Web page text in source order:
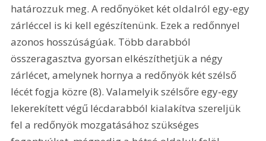
határozzuk meg. A redőnyöket két oldalról egy-egy
zárléccel is ki kell egészítenünk. Ezek a redőnnyel
azonos hosszúságúak. Több darabból
összeragasztva gyorsan elkészíthetjük a négy
zárlécet, amelynek hornya a redőnyök két szélső
lécét fogja közre (8). Valamelyik szélsőre egy-egy
lekerekített végű lécdarabból kialakítva szereljük
fel a redőnyök mozgatásához szükséges